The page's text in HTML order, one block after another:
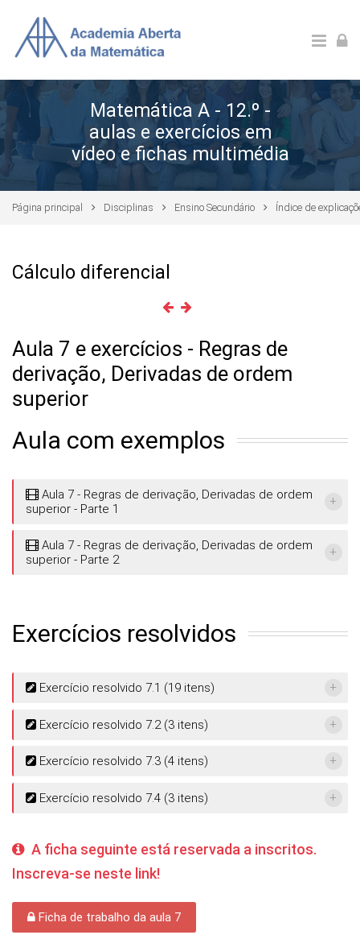
Matemática A - 12.º -
aulas e exercícios em
vídeo e fichas multimédia
Página principal Disciplinas Ensino Secundário Índice de
Cálculo diferencial
Aula 7 e exercícios - Regras de
derivação, Derivadas de ordem
superior
Aula com exemplos
Aula 7 - Regras de derivação, Derivadas de ordem
superior - Parte 1
Aula 7 - Regras de derivação, Derivadas de ordem
superior - Parte 2
Exercícios resolvidos
Exercício resolvido 7.1 (19 itens)
Exercício resolvido 7.2 (3 itens)
Exercício resolvido 7.3 (4 itens)
Exercício resolvido 7.4 (3 itens)
A ficha seguinte está reservada a inscritos.
Inscreva-se neste link!
Ficha de trabalho da aula 7